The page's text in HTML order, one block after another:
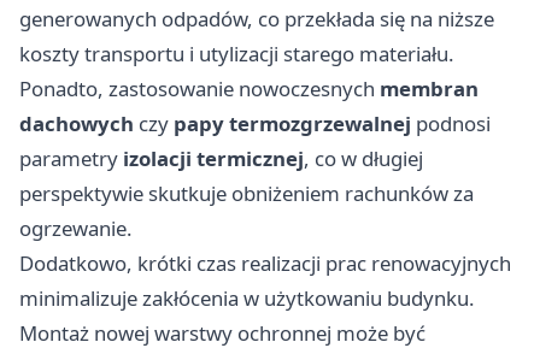
generowanych odpadów, co przekłada się na niższe
koszty transportu i utylizacji starego materiału.
Ponadto, zastosowanie nowoczesnych membran
dachowych czy papy termozgrzewalnej podnosi
parametry izolacji termicznej, co w długiej
perspektywie skutkuje obniżeniem rachunków za
ogrzewanie.
Dodatkowo, krótki czas realizacji prac renowacyjnych
minimalizuje zakłócenia w użytkowaniu budynku.
Montaż nowej warstwy ochronnej może być